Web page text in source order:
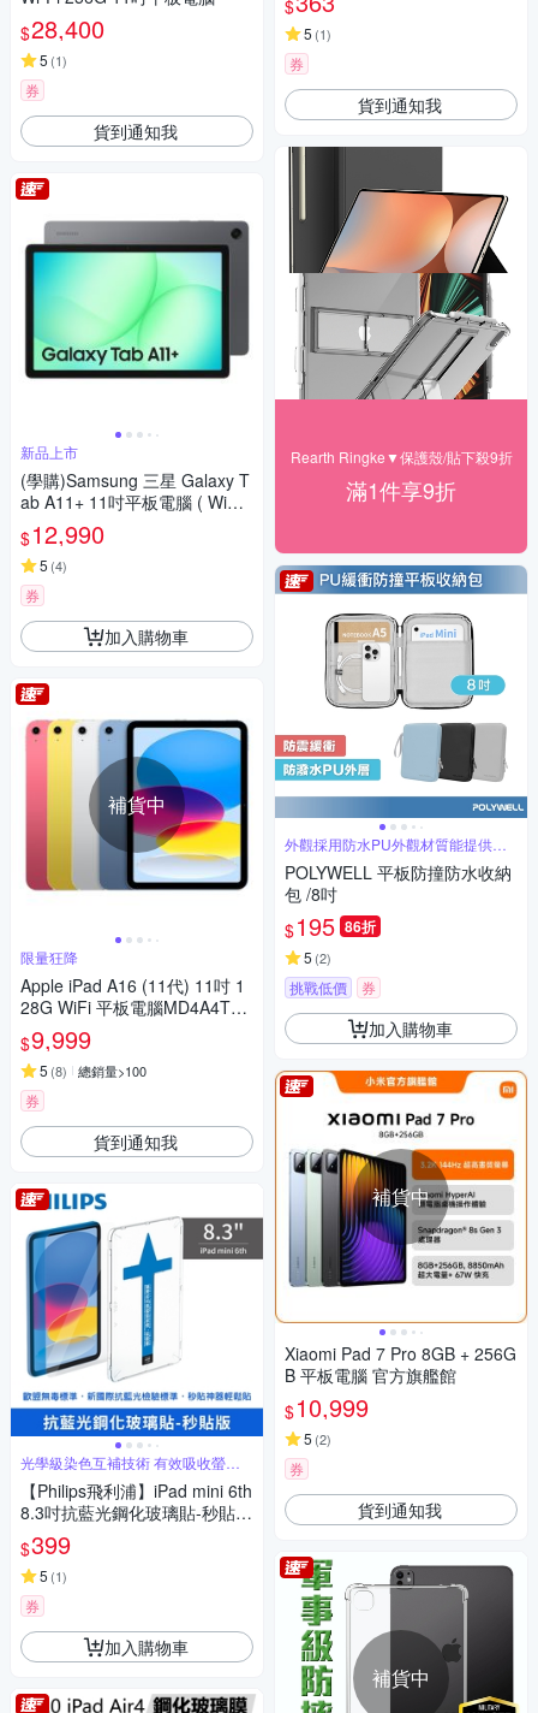
$28,400
5 (1)
券
貨到通知我
新品上市
(學購)Samsung 三星 Galaxy T
ab A11+ 11吋平板電腦 ( WiFi/
8G/256GB)X230
$12,990
5 (4)
券
加入購物車
補貨中
限量狂降
Apple iPad A16 (11代) 11吋 1
28G WiFi 平板電腦MD4A4TA
MD4E4TA MD4D4TA MD3Y4T
A
$9,999
5 (8) 總銷量>100
券
貨到通知我
光學級染色互補技術 有效吸收螢幕
有害藍光
【Philips飛利浦】iPad mini 6th
8.3吋抗藍光鋼化玻璃貼-秒貼版
DLK3301
$399
5 (1)
券
加入購物車
$
5 (1)
券
貨到通知我
Rearth Ringke▼保護殼/貼下殺9折
滿1件享9折
外觀採用防水PU外觀材質能提供保
護
POLYWELL 平板防撞防水收納
包 /8吋
$195 86折
5 (2)
挑戰低價 券
加入購物車
補貨中
Xiaomi Pad 7 Pro 8GB + 256G
B 平板電腦 官方旗艦館
$10,999
5 (2)
券
貨到通知我
補貨中